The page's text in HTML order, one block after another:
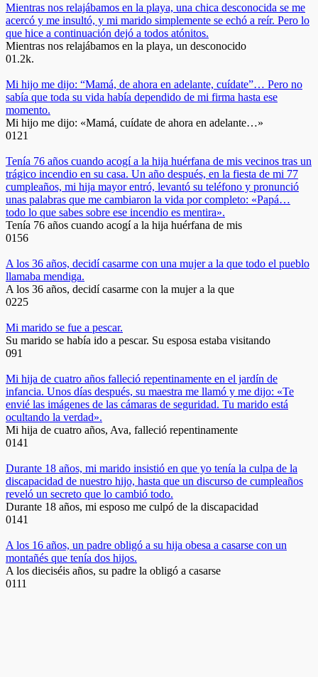
Mientras nos relajábamos en la playa, una chica desconocida se me
acercó y me insultó, y mi marido simplemente se echó a reír. Pero lo
que hice a continuación dejó a todos atónitos.
Mientras nos relajábamos en la playa, un desconocido
01.2k.
Mi hijo me dijo: “Mamá, de ahora en adelante, cuídate”… Pero no
sabía que toda su vida había dependido de mi firma hasta ese
momento.
Mi hijo me dijo: «Mamá, cuídate de ahora en adelante…»
0121
Tenía 76 años cuando acogí a la hija huérfana de mis vecinos tras un
trágico incendio en su casa. Un año después, en la fiesta de mi 77
cumpleaños, mi hija mayor entró, levantó su teléfono y pronunció
unas palabras que me cambiaron la vida por completo: «Papá…
todo lo que sabes sobre ese incendio es mentira».
Tenía 76 años cuando acogí a la hija huérfana de mis
0156
A los 36 años, decidí casarme con una mujer a la que todo el pueblo
llamaba mendiga.
A los 36 años, decidí casarme con la mujer a la que
0225
Mi marido se fue a pescar.
Su marido se había ido a pescar. Su esposa estaba visitando
091
Mi hija de cuatro años falleció repentinamente en el jardín de
infancia. Unos días después, su maestra me llamó y me dijo: «Te
envié las imágenes de las cámaras de seguridad. Tu marido está
ocultando la verdad».
Mi hija de cuatro años, Ava, falleció repentinamente
0141
Durante 18 años, mi marido insistió en que yo tenía la culpa de la
discapacidad de nuestro hijo, hasta que un discurso de cumpleaños
reveló un secreto que lo cambió todo.
Durante 18 años, mi esposo me culpó de la discapacidad
0141
A los 16 años, un padre obligó a su hija obesa a casarse con un
montañés que tenía dos hijos.
A los dieciséis años, su padre la obligó a casarse
0111